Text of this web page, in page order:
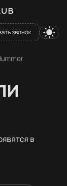
звонок
в